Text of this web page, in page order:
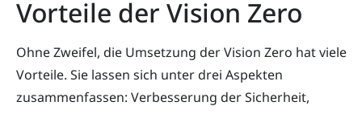
Vorteile der Vision Zero
Ohne Zweifel, die Umsetzung der Vision Zero hat viele
Vorteile. Sie lassen sich unter drei Aspekten
zusammenfassen: Verbesserung der Sicherheit,